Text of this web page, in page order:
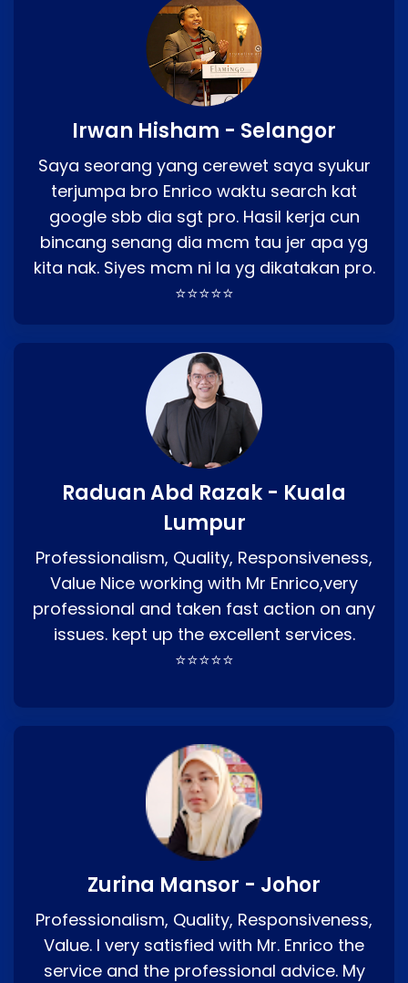
Irwan Hisham - Selangor
Saya seorang yang cerewet saya syukur
terjumpa bro Enrico waktu search kat
google sbb dia sgt pro. Hasil kerja cun
bincang senang dia mcm tau jer apa yg
kita nak. Siyes mcm ni la yg dikatakan pro.
⭐⭐⭐⭐⭐
Raduan Abd Razak - Kuala
Lumpur
Professionalism, Quality, Responsiveness,
Value Nice working with Mr Enrico,very
professional and taken fast action on any
issues. kept up the excellent services.
⭐⭐⭐⭐⭐
Zurina Mansor - Johor
Professionalism, Quality, Responsiveness,
Value. I very satisfied with Mr. Enrico the
service and the professional advice. My